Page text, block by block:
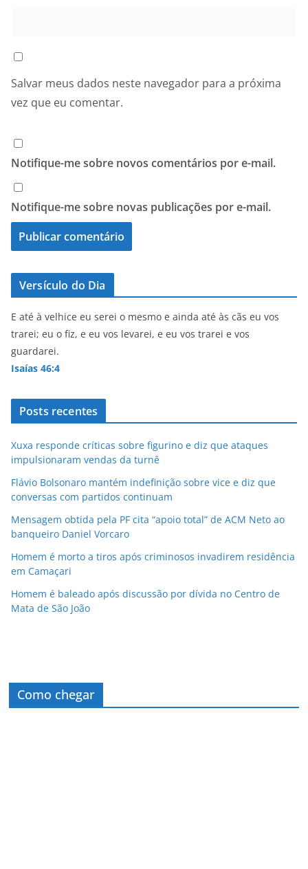
Salvar meus dados neste navegador para a próxima
vez que eu comentar.
Notifique-me sobre novos comentários por e-mail.
Notifique-me sobre novas publicações por e-mail.
Versículo do Dia
E até à velhice eu serei o mesmo e ainda até às cãs eu vos
trarei; eu o fiz, e eu vos levarei, e eu vos trarei e vos
guardarei.
Isaías 46:4
Posts recentes
Xuxa responde críticas sobre figurino e diz que ataques
impulsionaram vendas da turnê
Flávio Bolsonaro mantém indefinição sobre vice e diz que
conversas com partidos continuam
Mensagem obtida pela PF cita “apoio total” de ACM Neto ao
banqueiro Daniel Vorcaro
Homem é morto a tiros após criminosos invadirem residência
em Camaçari
Homem é baleado após discussão por dívida no Centro de
Mata de São João
Como chegar